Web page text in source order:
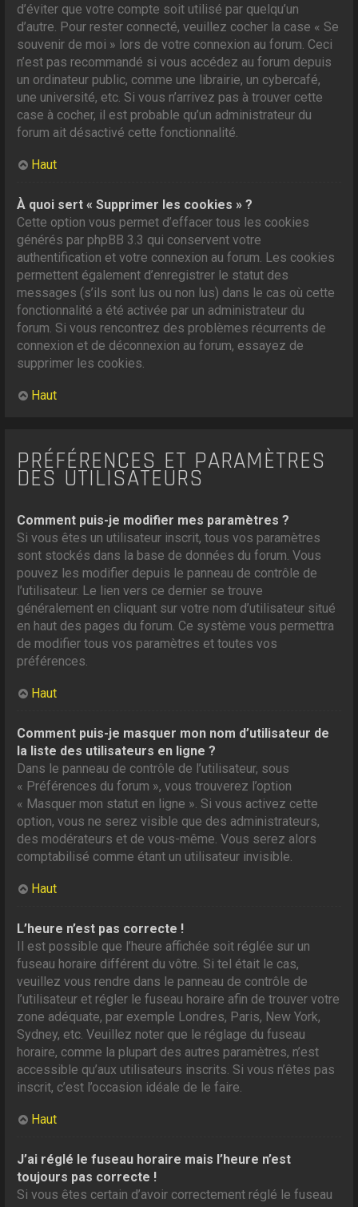
d’éviter que votre compte soit utilisé par quelqu’un
d’autre. Pour rester connecté, veuillez cocher la case « Se
souvenir de moi » lors de votre connexion au forum. Ceci
n’est pas recommandé si vous accédez au forum depuis
un ordinateur public, comme une librairie, un cybercafé,
une université, etc. Si vous n’arrivez pas à trouver cette
case à cocher, il est probable qu’un administrateur du
forum ait désactivé cette fonctionnalité.
Haut
À quoi sert « Supprimer les cookies » ?
Cette option vous permet d’effacer tous les cookies
générés par phpBB 3.3 qui conservent votre
authentification et votre connexion au forum. Les cookies
permettent également d’enregistrer le statut des
messages (s’ils sont lus ou non lus) dans le cas où cette
fonctionnalité a été activée par un administrateur du
forum. Si vous rencontrez des problèmes récurrents de
connexion et de déconnexion au forum, essayez de
supprimer les cookies.
Haut
PRÉFÉRENCES ET PARAMÈTRES
DES UTILISATEURS
Comment puis-je modifier mes paramètres ?
Si vous êtes un utilisateur inscrit, tous vos paramètres
sont stockés dans la base de données du forum. Vous
pouvez les modifier depuis le panneau de contrôle de
l’utilisateur. Le lien vers ce dernier se trouve
généralement en cliquant sur votre nom d’utilisateur situé
en haut des pages du forum. Ce système vous permettra
de modifier tous vos paramètres et toutes vos
préférences.
Haut
Comment puis-je masquer mon nom d’utilisateur de
la liste des utilisateurs en ligne ?
Dans le panneau de contrôle de l’utilisateur, sous
« Préférences du forum », vous trouverez l’option
« Masquer mon statut en ligne ». Si vous activez cette
option, vous ne serez visible que des administrateurs,
des modérateurs et de vous-même. Vous serez alors
comptabilisé comme étant un utilisateur invisible.
Haut
L’heure n’est pas correcte !
Il est possible que l’heure affichée soit réglée sur un
fuseau horaire différent du vôtre. Si tel était le cas,
veuillez vous rendre dans le panneau de contrôle de
l’utilisateur et régler le fuseau horaire afin de trouver votre
zone adéquate, par exemple Londres, Paris, New York,
Sydney, etc. Veuillez noter que le réglage du fuseau
horaire, comme la plupart des autres paramètres, n’est
accessible qu’aux utilisateurs inscrits. Si vous n’êtes pas
inscrit, c’est l’occasion idéale de le faire.
Haut
J’ai réglé le fuseau horaire mais l’heure n’est
toujours pas correcte !
Si vous êtes certain d’avoir correctement réglé le fuseau